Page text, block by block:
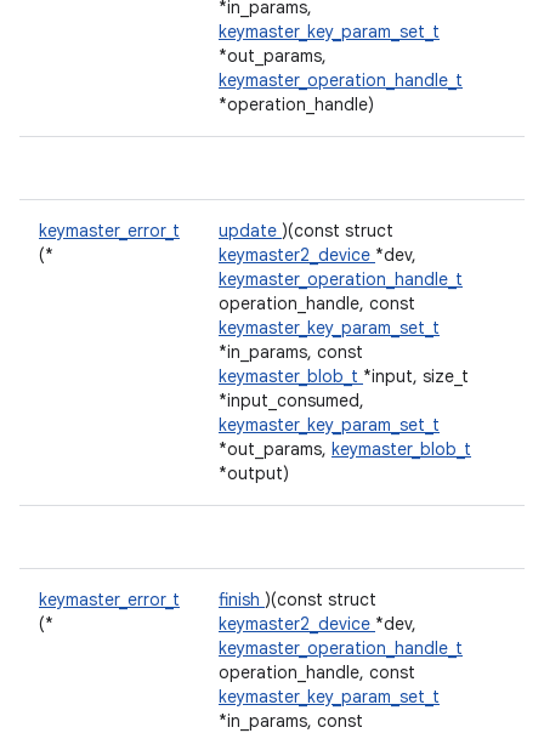
*in_params,
keymaster_key_param_set_t
*out_params,
keymaster_operation_handle_t
*operation_handle)
keymaster_error_t
(*
update )(const struct
keymaster2_device *dev,
keymaster_operation_handle_t
operation_handle, const
keymaster_key_param_set_t
*in_params, const
keymaster_blob_t *input, size_t
*input_consumed,
keymaster_key_param_set_t
*out_params, keymaster_blob_t
*output)
keymaster_error_t
(*
finish )(const struct
keymaster2_device *dev,
keymaster_operation_handle_t
operation_handle, const
keymaster_key_param_set_t
*in_params, const